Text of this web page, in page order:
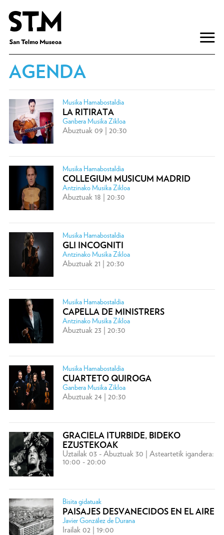
AGENDA
Musika Hamabostaldia
LA RITIRATA
Ganbera Musika Zikloa
Abuztuak 09 | 20:30
Musika Hamabostaldia
COLLEGIUM MUSICUM MADRID
Antzinako Musika Zikloa
Abuztuak 18 | 20:30
Musika Hamabostaldia
GLI INCOGNITI
Antzinako Musika Zikloa
Abuztuak 21 | 20:30
Musika Hamabostaldia
CAPELLA DE MINISTRERS
Antzinako Musika Zikloa
Abuztuak 23 | 20:30
Musika Hamabostaldia
CUARTETO QUIROGA
Ganbera Musika Zikloa
Abuztuak 24 | 20:30
GRACIELA ITURBIDE, BIDEKO
EZUSTEKOAK
Uztailak 03 - Abuztuak 30 | Asteartetik igandera:
10:00 - 20:00
Bisita gidatuak
PAISAJES DESVANECIDOS EN EL AIRE
Javier González de Durana
Irailak 02 | 19:00